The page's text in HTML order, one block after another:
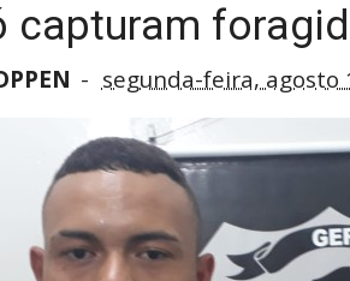
capturam
segunda-feira, agosto